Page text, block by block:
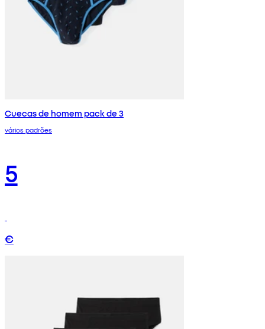
Cuecas de homem pack de 3
vários padrões
5
€